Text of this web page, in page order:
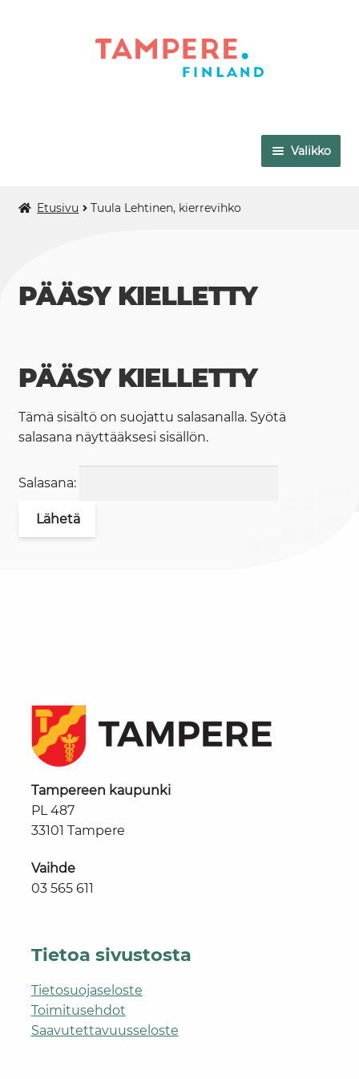
Siirry
Siirry
Valikko
MUSEO MILAVIDA
Etusivu Tuula Lehtinen, kierrevihko
PÄÄSY KIELLETTY
PÄÄSY KIELLETTY
Tämä sisältö on suojattu salasanalla. Syötä
salasana näyttääksesi sisällön.
Salasana:
Tampereen kaupunki
PL 487
33101 Tampere
Vaihde
03 565 611
Tietoa sivustosta
Tietosuojaseloste
Toimitusehdot
Saavutettavuusseloste